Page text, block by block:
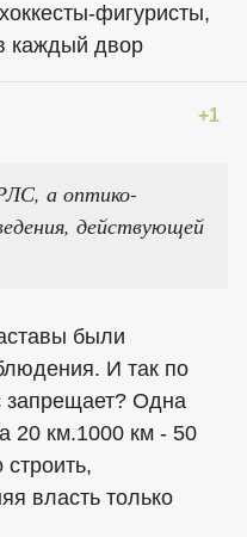
фигуристы,
каждый двор
+1
а оптико-
действующей
были
И так по
запрещает? Одна
20 км.1000 км - 50
власть только